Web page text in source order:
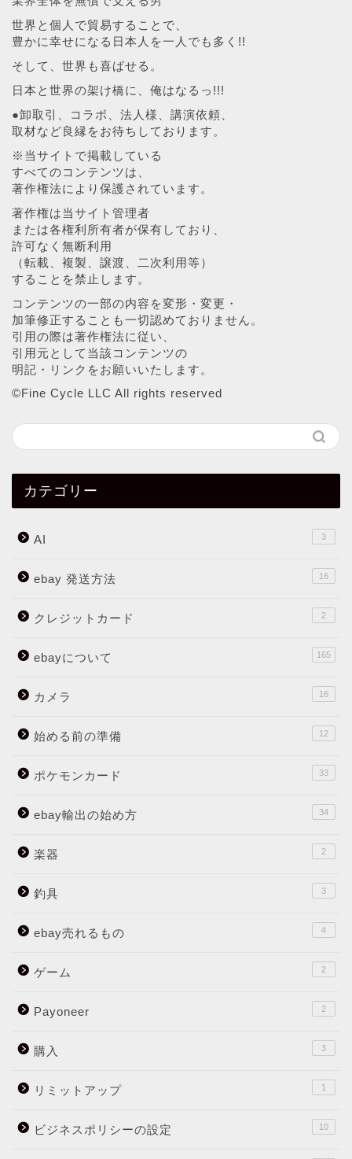
世界と個人で貿易することで、
豊かに幸せになる日本人を一人でも多く!!
そして、世界も喜ばせる。
日本と世界の架け橋に、俺はなるっ!!!
●卸取引、コラボ、法人様、講演依頼、
取材など良縁をお待ちしております。
※当サイトで掲載している
すべてのコンテンツは、
著作権法により保護されています。
著作権は当サイト管理者
または各権利所有者が保有しており、
許可なく無断利用
（転載、複製、譲渡、二次利用等）
することを禁止します。
コンテンツの一部の内容を変形・変更・
加筆修正することも一切認めておりません。
引用の際は著作権法に従い、
引用元として当該コンテンツの
明記・リンクをお願いいたします。
©︎Fine Cycle LLC All rights reserved
カテゴリー
AI 3
ebay 発送方法 16
クレジットカード 2
ebayについて 165
カメラ 16
始める前の準備 12
ポケモンカード 33
ebay輸出の始め方 34
楽器 2
釣具 3
ebay売れるもの 4
ゲーム 2
Payoneer 2
購入 3
リミットアップ 1
ビジネスポリシーの設定 10